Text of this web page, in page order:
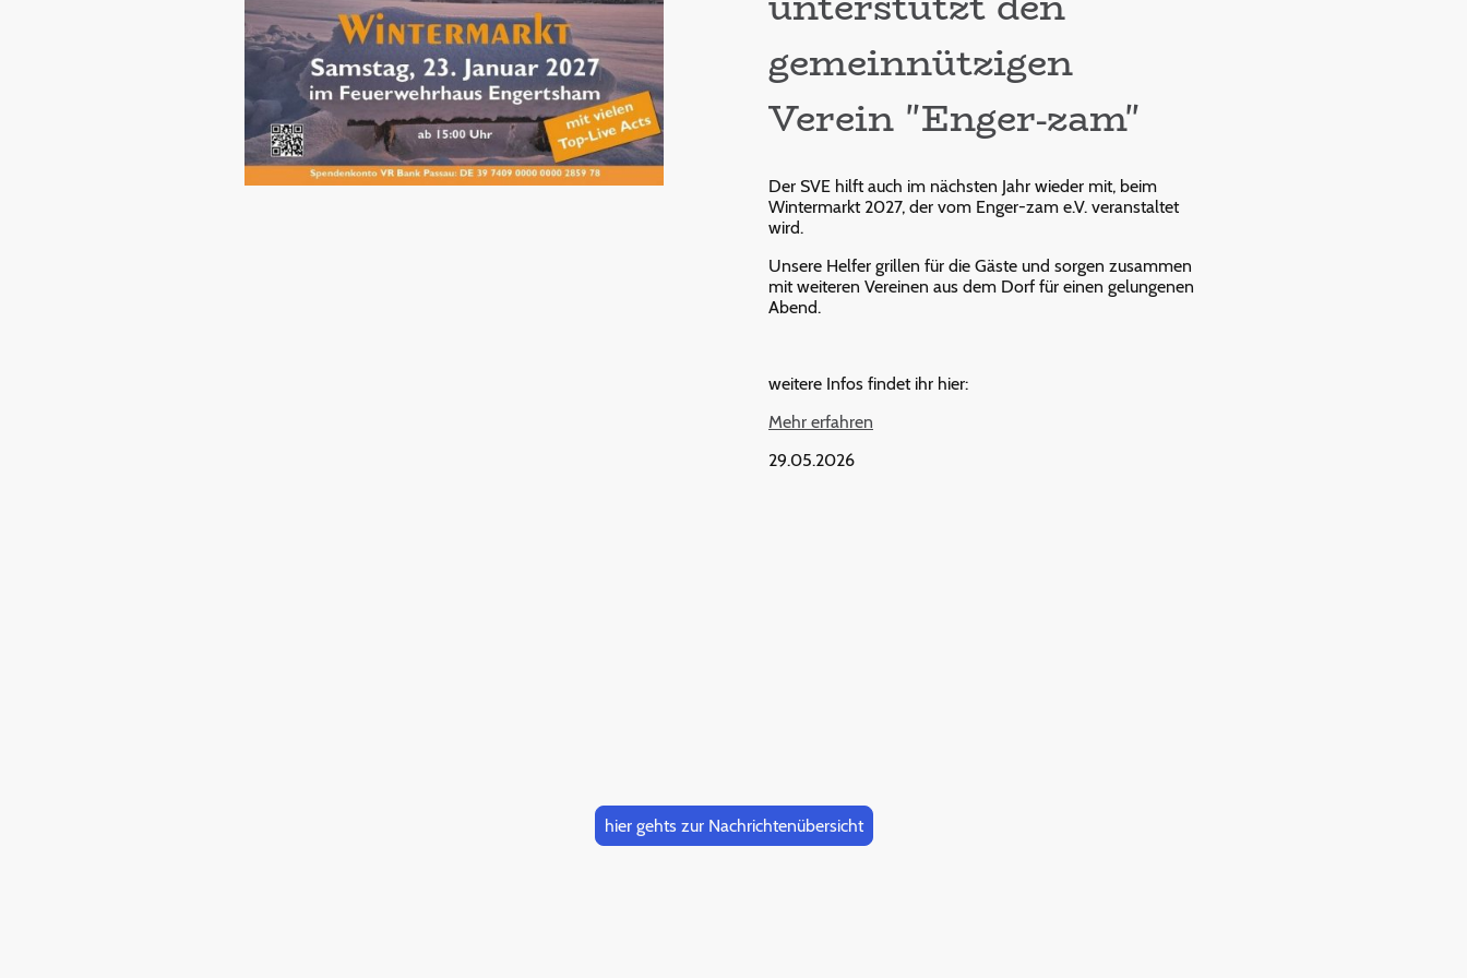
gemeinnützigen
Verein "Enger-zam"
Der SVE hilft auch im nächsten Jahr wieder mit, beim
Wintermarkt 2027, der vom Enger-zam e.V. veranstaltet
wird.
Unsere Helfer grillen für die Gäste und sorgen zusammen
mit weiteren Vereinen aus dem Dorf für einen gelungenen
Abend.
weitere Infos findet ihr hier:
Mehr erfahren
29.05.2026
hier gehts zur Nachrichtenübersicht